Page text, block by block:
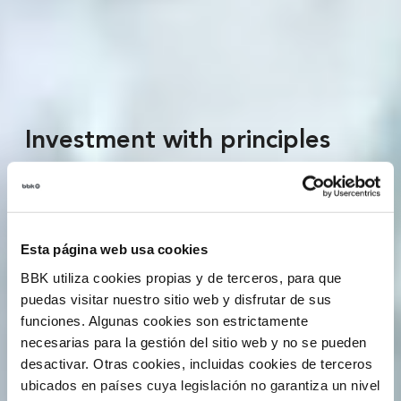
Esta página web usa cookies
BBK utiliza cookies propias y de terceros, para que
puedas visitar nuestro sitio web y disfrutar de sus
funciones. Algunas cookies son estrictamente
necesarias para la gestión del sitio web y no se pueden
desactivar. Otras cookies, incluidas cookies de terceros
ubicados en países cuya legislación no garantiza un nivel
Investment with principles
projects
a reality